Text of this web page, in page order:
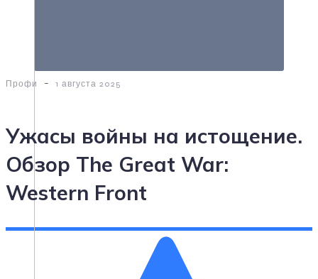
Профи - 1 августа 2025
Ужасы войны на истощение.
Обзор The Great War:
Western Front